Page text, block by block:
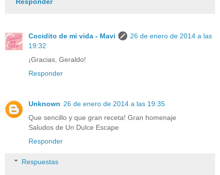
Responder
Cocidito de mi vida - Mavi
26 de enero de 2014 a las
19:32
¡Gracias, Geraldo!
Responder
Unknown 26 de enero de 2014 a las 19:35
Que sencillo y que gran receta! Gran homenaje
Saludos de Un Dulce Escape
Responder
Respuestas